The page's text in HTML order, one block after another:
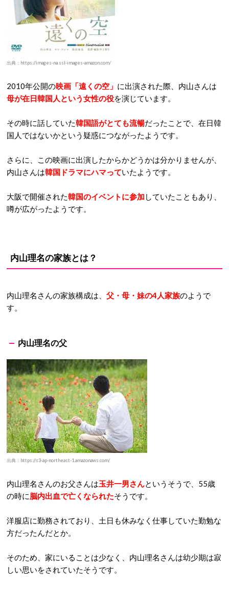
出典：https://images-na.ssl-images-amazon.com/
2010年公開の映画「遠くの空」 に出演された際、内山さんは
母が在日韓国人という女性の役を演じています。
その時に話していた韓国語がとても流暢だったことで、在日韓
国人ではないかという疑惑につながったようです。
さらに、この映画に出演したからかどうかは分かりませんが、
内山さんは韓国ドラマにハマっていたようです。
大阪で開催された韓国のイベントに参加 していたこともあり、
噂が広がったようです。
内山理名の家族とは？
内山理名さんの家族構成は、 父・母・妹の4人家族のようで
す。
内山理名の父
出典：https://s3-ap-northeast-1.amazonaws.com/
内山理名さんのお父さんは玉井一男さんというそうで、55歳
の時に脳内出血で亡くなられたそうです。
洋服店に勤務されており、土日も休みなく仕事していた勤勉な
方だったんだとか。
そのため、家にいることは少なく、内山理名さんは幼少期は寂
しい思いをされていたそうです。